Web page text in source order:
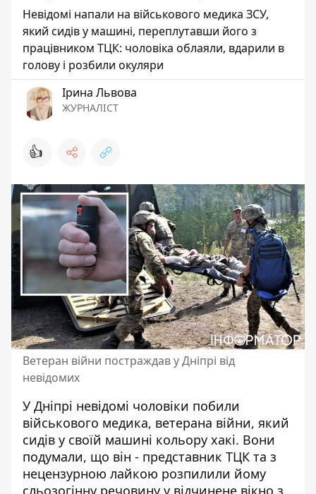
Невідомі напали на військового медика ЗСУ,
який сидів у машині, переплутавши його з
працівником ТЦК: чоловіка облаяли, вдарили в
голову і розбили окуляри
Ірина Львова
ЖУРНАЛІСТ
👍
Ветеран війни постраждав у Дніпрі від
невідомих
У Дніпрі невідомі чоловіки побили
військового медика, ветерана війни, який
сидів у своїй машині кольору хакі. Вони
подумали, що він - представник ТЦК та з
нецензурною лайкою розпилили йому
сльозогінну речовину у відчинене вікно з